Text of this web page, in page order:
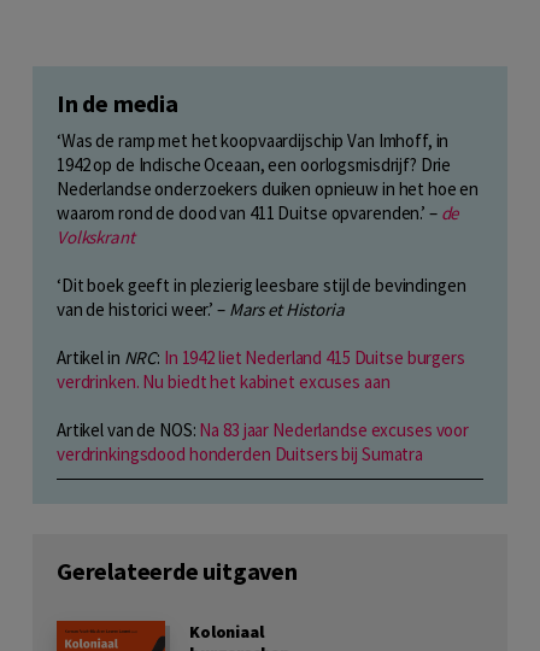
In de media
‘Was de ramp met het koopvaardijschip Van Imhoff, in
1942 op de Indische Oceaan, een oorlogsmisdrijf? Drie
Nederlandse onderzoekers duiken opnieuw in het hoe en
waarom rond de dood van 411 Duitse opvarenden.’ – de
Volkskrant
‘Dit boek geeft in plezierig leesbare stijl de bevindingen
van de historici weer.’ – Mars et Historia
Artikel in NRC: In 1942 liet Nederland 415 Duitse burgers
verdrinken. Nu biedt het kabinet excuses aan
Artikel van de NOS: Na 83 jaar Nederlandse excuses voor
verdrinkingsdood honderden Duitsers bij Sumatra
Gerelateerde uitgaven
Koloniaal